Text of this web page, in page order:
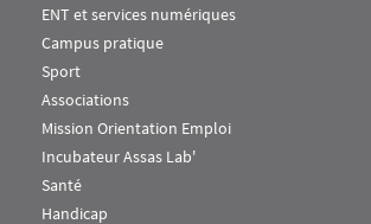
ENT et services numériques
Campus pratique
Sport
Associations
Mission Orientation Emploi
Incubateur Assas Lab'
Santé
Handicap